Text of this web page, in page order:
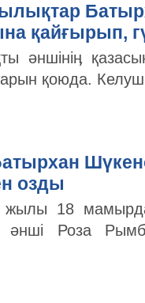
қайғырып,
әншініӊ
қоюда.
озды
жылы 18
әнші Роза